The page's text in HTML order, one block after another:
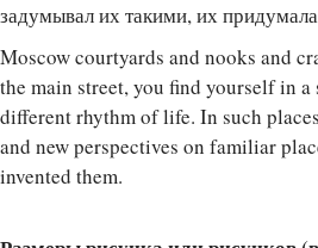
задумывал их такими, их
Moscow courtyards and nooks and
the main street, you find yourself in
different rhythm of life. In such
and new perspectives on familiar
invented them.